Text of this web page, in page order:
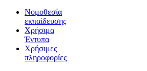
Νομοθεσία
εκπαίδευσης
Χρήσιμα
Έντυπα
Χρήσιμες
πληροφορίες